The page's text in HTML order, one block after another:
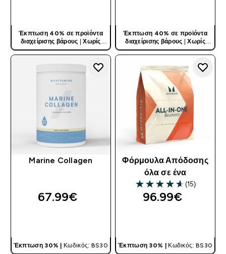
Έκπτωση 40% σε προϊόντα
διαχείρισης βάρους |Χωρίς
Κωδικό
Έκπτωση 40% σε προϊόντα
διαχείρισης βάρους |Χωρίς
Κωδικό
Marine Collagen
67.99€‎
Έκπτωση 30% | Κωδικός: BS30
Φόρμουλα Απόδοσης
όλα σε ένα
4.6 out of 5 stars
(15)
96.99€‎
Έκπτωση 30% | Κωδικός: BS30